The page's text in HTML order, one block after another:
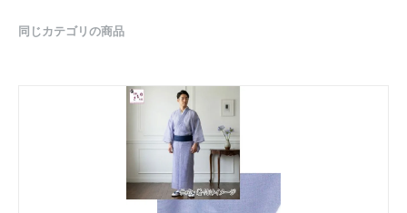
同じカテゴリの商品